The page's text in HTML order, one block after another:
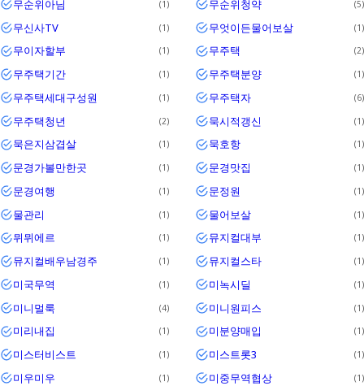
무순위아님 1 무순위청약 5
무신사TV 1 무엇이든물어보살 1
무이자할부 1 무주택 2
무주택기간 1 무주택분양 1
무주택세대구성원 1 무주택자 6
무주택청년 2 묵시적갱신 1
묵은지삼겹살 1 묵호항 1
문경가볼만한곳 1 문경맛집 1
문경여행 1 문정원 1
물관리 1 물어보살 1
뮈뮈에르 1 뮤지컬대부 1
뮤지컬배우남경주 1 뮤지컬스타 1
미국무역 1 미녹시딜 1
미니멀룩 4 미니원피스 1
미리내집 1 미분양매입 1
미스터비스트 1 미스트롯3 1
미우미우 1 미중무역협상 1